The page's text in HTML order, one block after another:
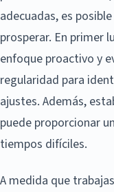
adecuadas, es
prosperar. En primer
enfoque proactivo y
regularidad para
ajustes. Además,
puede proporcionar
tiempos difíciles.
A medida que